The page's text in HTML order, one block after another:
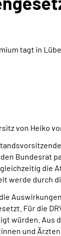
tagt in
von Heiko
den Bundesrat
die
werde durch
Für die
würden. Aus
und